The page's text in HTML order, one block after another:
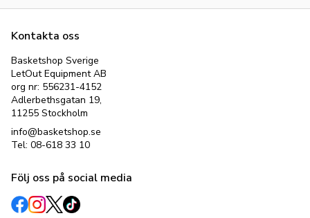
krävs rätt stöd; Antas sortiment erbjuder lösningar för allt
grepp (traction)
Vilka basketskor ska jag välja?
Anta utvecklar skor för specifika spelstilar och behov. Hitta
rätt modell baserat på din roll på planen:
För den kreativa guarden (Kyrie Irving / KAI-serien):
ditt spel bygger på snabba riktningsförändringar,
crossovers och kreativt fotarbete är
grepp som tillåter spel i extrema vinklar.
För den pricksäkra skytten (Klay Thompson / KT-serien):
Behöver du stabilitet vid upphopp och stöd vid landningar
efter tunga skott?
Kontakta oss
Basketshop Sverige
LetOut Equipment AB
org nr: 556231-4152
Adlerbethsgatan 19,
11255 Stockholm
info@basketshop.se
Tel: 08-618 33 10
Följ oss på social media